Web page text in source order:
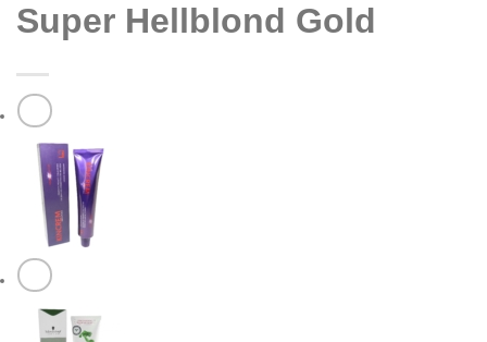
Super Hellblond Gold